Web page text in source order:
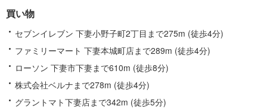
報
買い物
セブンイレブン 下妻小野子町2丁目まで275m (徒歩4分)
ファミリーマート 下妻本城町店まで289m (徒歩4分)
ローソン 下妻市下妻まで610m (徒歩8分)
株式会社ベルナまで278m (徒歩4分)
グラントマト下妻店まで342m (徒歩5分)